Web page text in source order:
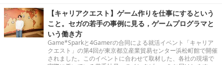
【キャリアクエスト】ゲーム作りを仕事にするという
こと。セガの若手の事例に見る，ゲームプログラマと
いう働き方
Game*Sparkと4Gamerの合同による就活イベント「キャリア
クエスト」の第4回が東京都立産業貿易センター浜松町館で開催
されました。このイベントに合わせて取材した、各社の現場で